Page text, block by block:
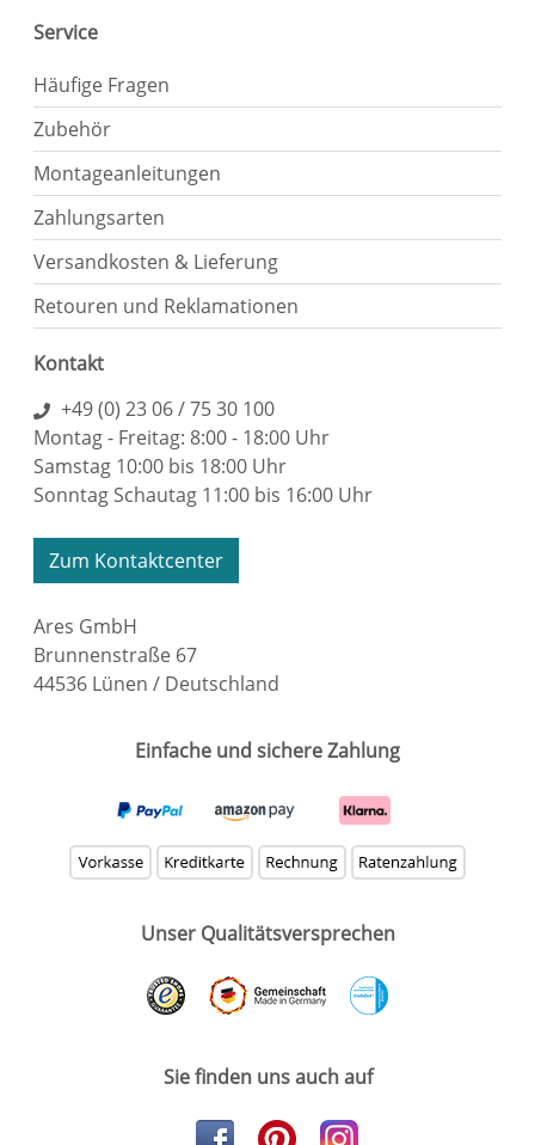
Service
Häufige Fragen
Zubehör
Montageanleitungen
Zahlungsarten
Versandkosten & Lieferung
Retouren und Reklamationen
Kontakt
+49 (0) 23 06 / 75 30 100
Montag - Freitag: 8:00 - 18:00 Uhr
Samstag 10:00 bis 18:00 Uhr
Sonntag Schautag 11:00 bis 16:00 Uhr
Zum Kontaktcenter
Ares GmbH
Brunnenstraße 67
44536 Lünen / Deutschland
Einfache und sichere Zahlung
Unser Qualitätsversprechen
Sie finden uns auch auf